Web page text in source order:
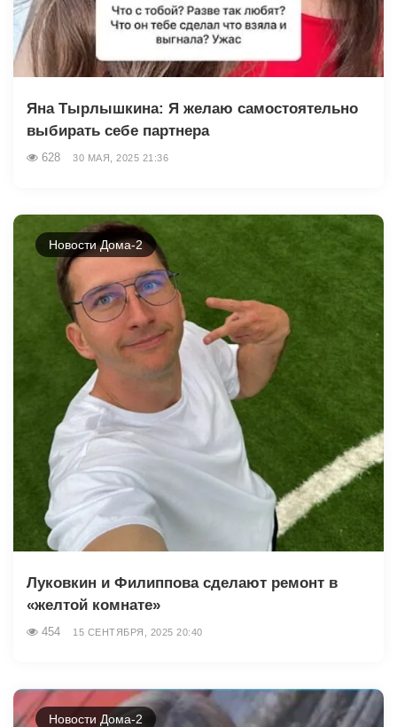
Яна Тырлышкина: Я желаю самостоятельно
выбирать себе партнера
628 30 МАЯ, 2025 21:36
Новости Дома-2
Луковкин и Филиппова сделают ремонт в
«желтой комнате»
454 15 СЕНТЯБРЯ, 2025 20:40
Новости Дома-2